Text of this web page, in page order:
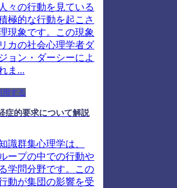
々の行動を見ている
極的な行動を起こさ
現象です。この現象
カの社会心理学者ダ
ョン・ダーシーによ
ま...
用する
症的要求について解説
識群集心理学は、
ープの中での行動や
学問分野です。この
動が集団の影響を受